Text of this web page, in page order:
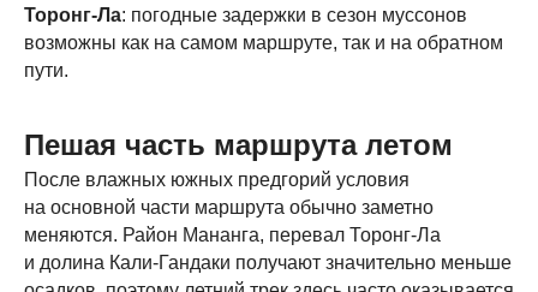
Торонг-Ла: погодные задержки в сезон муссонов
возможны как на самом маршруте, так и на обратном
пути.
Пешая часть маршрута летом
После влажных южных предгорий условия
на основной части маршрута обычно заметно
меняются. Район Мананга, перевал Торонг-Ла
и долина Кали-Гандаки получают значительно меньше